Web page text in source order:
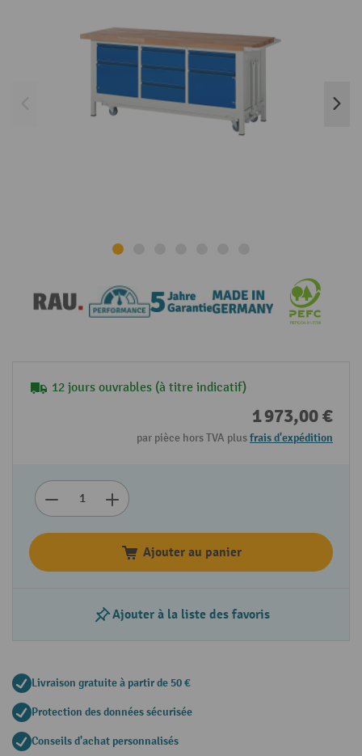
12 jours ouvrables (à titre indicatif)
1 973,00 €
par pièce hors TVA plusfrais d'expédition
Ajouter au panier
Ajouter à la liste des favoris
Livraison gratuite à partir de 50 €
Protection des données sécurisée
Conseils d'achat personnalisés